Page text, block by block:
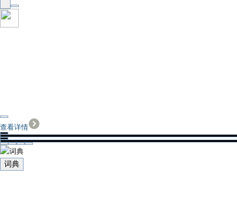
查看详情
词典